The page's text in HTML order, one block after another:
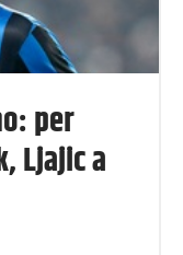
per
Ljajic a